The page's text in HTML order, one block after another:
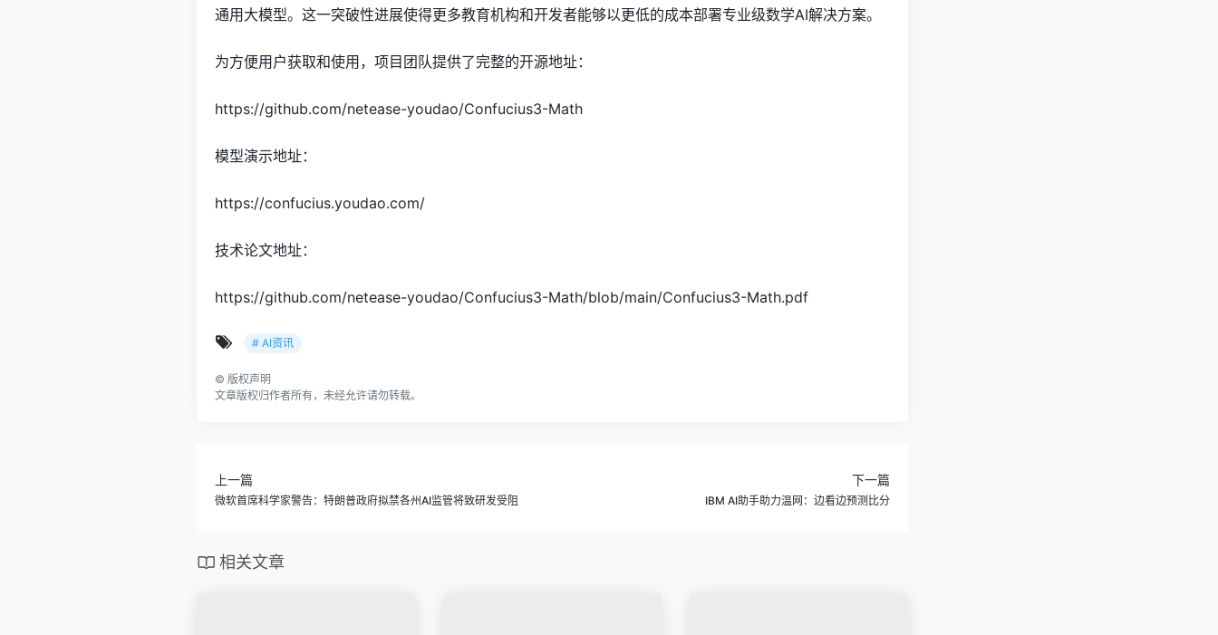
通用大模型。这一突破性进展使得更多教育机构和开发者能够以更低的成本部署专业级数学AI解决方案。
为方便用户获取和使用，项目团队提供了完整的开源地址：
https://github.com/netease-youdao/Confucius3-Math
模型演示地址：
https://confucius.youdao.com/
技术论文地址：
https://github.com/netease-youdao/Confucius3-Math/blob/main/Confucius3-Math.pdf
# AI资讯
© 版权声明
文章版权归作者所有，未经允许请勿转载。
上一篇
微软首席科学家警告：特朗普政府拟禁各州AI监管将致研发受阻
下一篇
IBM AI助手助力温网：边看边预测比分
相关文章